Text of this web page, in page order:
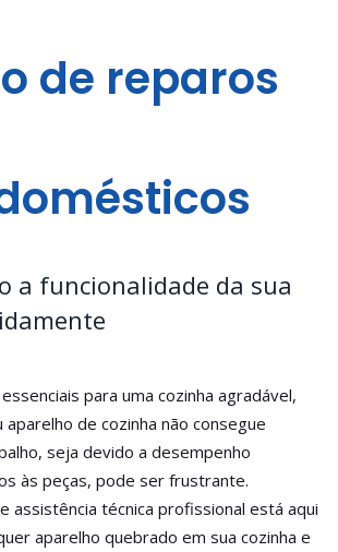
de reparos
a funcionalidade da sua
para uma cozinha agradável,
aparelho de cozinha não consegue
seja devido a desempenho
às peças, pode ser frustrante.
assistência técnica profissional está aqui
aparelho quebrado em sua cozinha e